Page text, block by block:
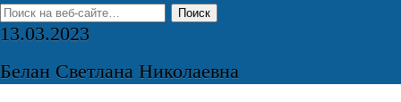
13.03.2023
Белан Светлана Николаевна